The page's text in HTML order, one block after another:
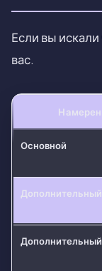
Если вы искали
вас.
Основной
Дополнительный
Дополнительный